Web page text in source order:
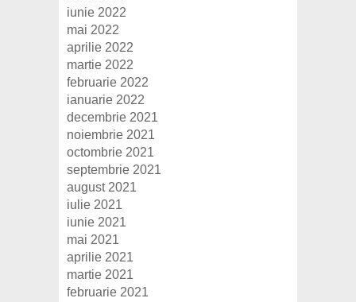
iunie 2022
mai 2022
aprilie 2022
martie 2022
februarie 2022
ianuarie 2022
decembrie 2021
noiembrie 2021
octombrie 2021
septembrie 2021
august 2021
iulie 2021
iunie 2021
mai 2021
aprilie 2021
martie 2021
februarie 2021